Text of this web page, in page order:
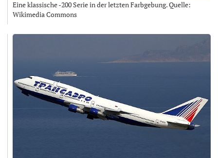
Eine klassische -200 Serie in der letzten Farbgebung. Quelle:
Wikimedia Commons